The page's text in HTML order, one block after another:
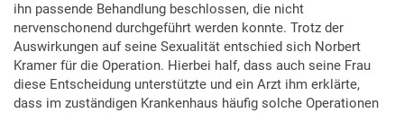
ihn passende Behandlung beschlossen, die nicht
nervenschonend durchgeführt werden konnte. Trotz der
Auswirkungen auf seine Sexualität entschied sich Norbert
Kramer für die Operation. Hierbei half, dass auch seine Frau
diese Entscheidung unterstützte und ein Arzt ihm erklärte,
dass im zuständigen Krankenhaus häufig solche Operationen